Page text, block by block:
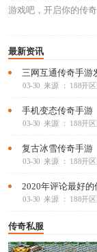
游戏吧，开启你的传奇
最新资讯
三网互通传奇手游
03-30 来源 ： 188开
手机变态传奇手游
03-30 来源 ： 188开
复古冰雪传奇手游
03-30 来源 ： 188开
2020年评论最好的
03-30 来源 ： 188开
传奇私服